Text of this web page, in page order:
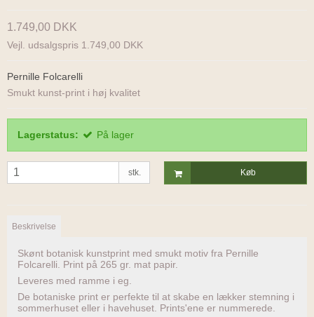
1.749,00 DKK
Vejl. udsalgspris 1.749,00 DKK
Pernille Folcarelli
Smukt kunst-print i høj kvalitet
Lagerstatus: På lager
stk. Køb
Beskrivelse
Skønt botanisk kunstprint med smukt motiv fra Pernille
Folcarelli. Print på 265 gr. mat papir.
Leveres med ramme i eg.
De botaniske print er perfekte til at skabe en lækker stemning i
sommerhuset eller i havehuset. Prints'ene er nummerede.